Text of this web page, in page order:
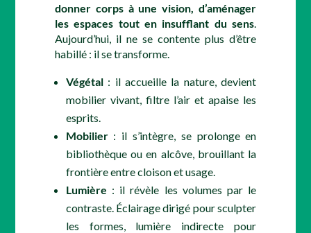
donner corps à une vision, d’aménager
les espaces tout en insufflant du sens.
Aujourd’hui, il ne se contente plus d’être
habillé : il se transforme.
Végétal: il accueille la nature, devient
mobilier vivant, filtre l’air et apaise les
esprits.
Mobilier: il s’intègre, se prolonge en
bibliothèque ou en alcôve, brouillant la
frontière entre cloison et usage.
Lumière : il révèle les volumes par le
contraste. Éclairage dirigé pour sculpter
les formes, lumière indirecte pour